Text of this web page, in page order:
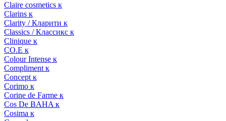
Claire cosmetics к
Clarins к
Clarity / Кларити к
Classics / Классикс к
Clinique к
CO.E к
Colour Intense к
Compliment к
Concept к
Corimo к
Corine de Farme к
Cos De BAHA к
Cosima к